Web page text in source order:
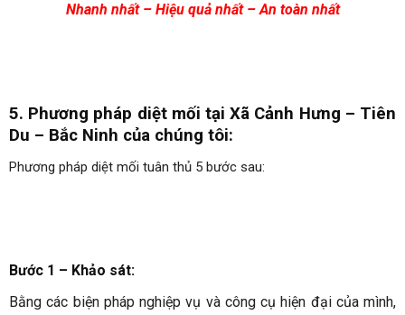
Nhanh nhất – Hiệu quả nhất – An toàn nhất
5. Phương pháp diệt mối tại Xã Cảnh Hưng – Tiên
Du – Bắc Ninh của chúng tôi:
Phương pháp diệt mối tuân thủ 5 bước sau:
Bước 1 – Khảo sát:
Bằng các biện pháp nghiệp vụ và công cụ hiện đại của mình,